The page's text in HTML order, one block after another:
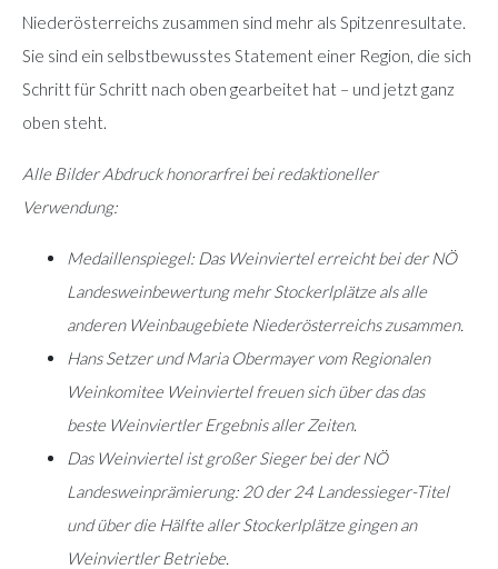
Niederösterreichs zusammen sind mehr als Spitzenresultate.
Sie sind ein selbstbewusstes Statement einer Region, die sich
Schritt für Schritt nach oben gearbeitet hat – und jetzt ganz
oben steht.
Alle Bilder Abdruck honorarfrei bei redaktioneller
Verwendung:
Medaillenspiegel: Das Weinviertel erreicht bei der NÖ
Landesweinbewertung mehr Stockerlplätze als alle
anderen Weinbaugebiete Niederösterreichs zusammen.
Hans Setzer und Maria Obermayer vom Regionalen
Weinkomitee Weinviertel freuen sich über das das
beste Weinviertler Ergebnis aller Zeiten.
Das Weinviertel ist großer Sieger bei der NÖ
Landesweinprämierung: 20 der 24 Landessieger-Titel
und über die Hälfte aller Stockerlplätze gingen an
Weinviertler Betriebe.